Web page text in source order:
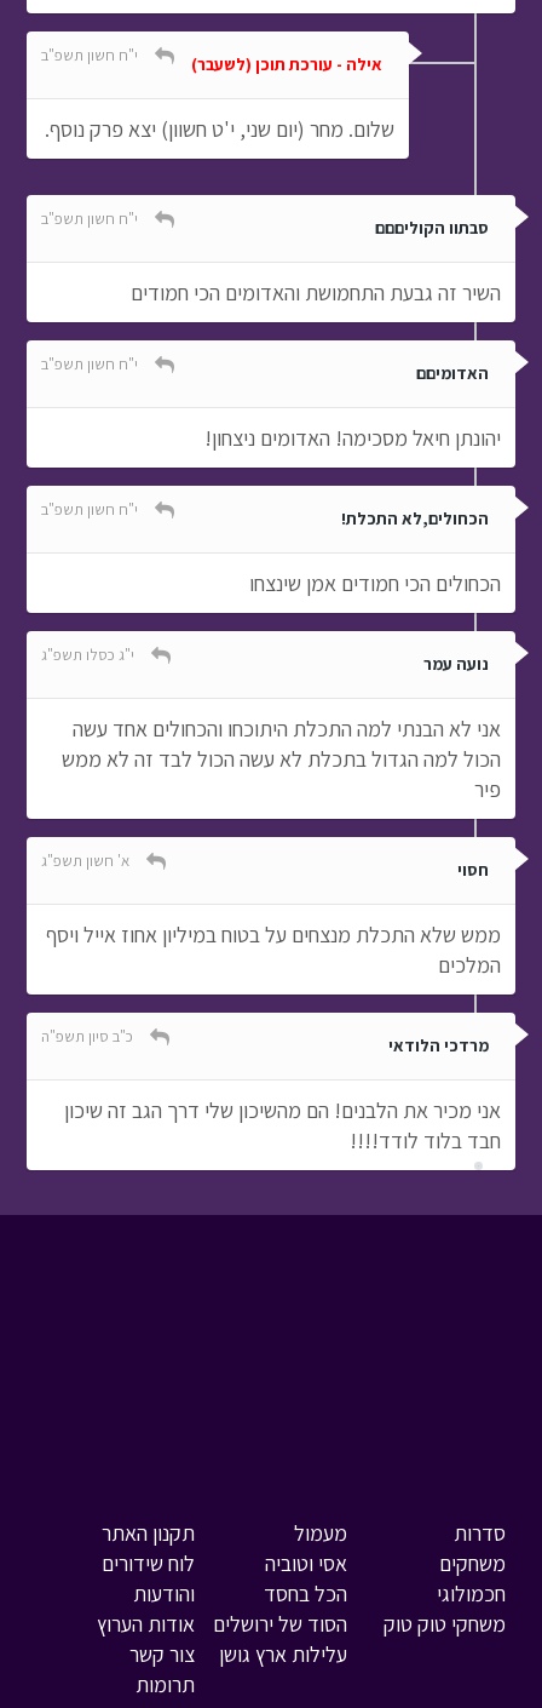
אילה - עורכת תוכן (לשעבר) י"ח חשון תשפ"ב
שלום. מחר (יום שני, י'ט חשוון) יצא פרק נוסף.
סבתוו הקוליםםם י"ח חשון תשפ"ב
השיר זה גבעת התחמושת והאדומים הכי חמודים
האדומיםם י"ח חשון תשפ"ב
יהונתן חיאל מסכימה! האדומים ניצחון!
הכחולים,לא התכלת! י"ח חשון תשפ"ב
הכחולים הכי חמודים אמן שינצחו
נועה עמר י"ג כסלו תשפ"ג
אני לא הבנתי למה התכלת היתוכחו והכחולים אחד עשה
הכול למה הגדול בתכלת לא עשה הכול לבד זה לא ממש
פיר
חסוי א' חשון תשפ"ג
ממש שלא התכלת מנצחים על בטוח במיליון אחוז אייל ויסף
המלכים
מרדכי הלודאי כ"ב סיון תשפ"ה
אני מכיר את הלבנים! הם מהשיכון שלי דרך הגב זה שיכון
חבד בלוד לודד!!!!
סדרות
משחקים
חכמולוגי
משחקי טוק טוק
מעמול
אסי וטוביה
הכל בחסד
הסוד של ירושלים
עלילות ארץ גושן
תקנון האתר
לוח שידורים
והודעות
אודות הערוץ
צור קשר
תרומות